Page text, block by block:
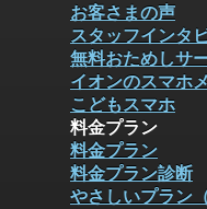
お客さまの声
スタッフインタ
無料おためしサ
イオンのスマホ
こどもスマホ
料金プラン
料金プラン
料金プラン診断
やさしいプラン